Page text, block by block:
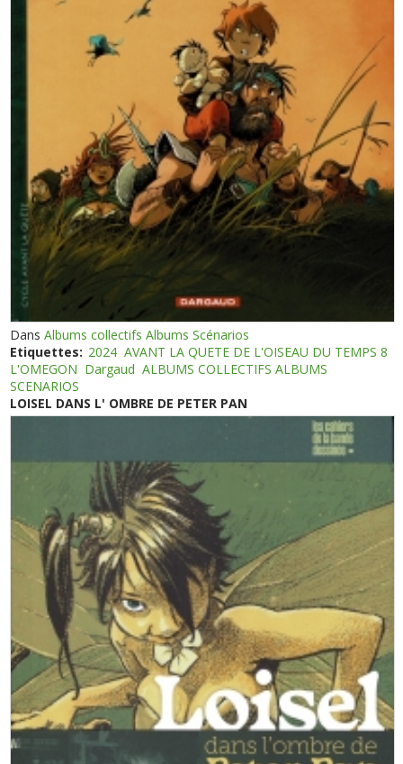
DansAlbums collectifs Albums Scénarios
Etiquettes: 2024 AVANT LA QUETE DE L'OISEAU DU TEMPS 8
L'OMEGON Dargaud ALBUMS COLLECTIFS ALBUMS
SCENARIOS
LOISEL DANS L' OMBRE DE PETER PAN